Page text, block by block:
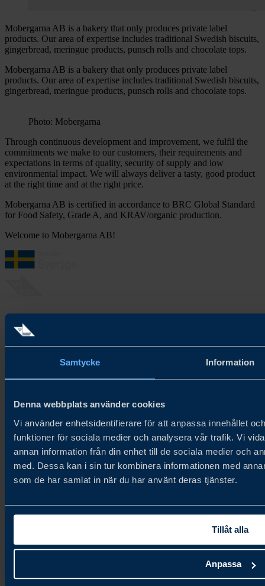
Samtycke Information
Denna webbplats använder cookies
Vi använder enhetsidentifierare för att anpassa innehållet
funktioner för sociala medier och analysera vår trafik. Vi
annan information från din enhet till de sociala medier och
med. Dessa kan i sin tur kombinera informationen med
som de har samlat in när du har använt deras tjänster.
Tillåt alla
Anpassa
Mobergarna AB is a bakery that only produces private label
products. Our area of expertise includes traditional Swedish biscuits,
gingerbread, meringue products, punsch rolls and chocolate tops.
Mobergarna AB is a bakery that only produces private label
products. Our area of expertise includes traditional Swedish biscuits,
gingerbread, meringue products, punsch rolls and chocolate tops.
Photo: Mobergarna
Through continuous development and improvement, we fulfil the
commitments we make to our customers, their requirements and
expectations in terms of quality, security of supply and low
environmental impact. We will always deliver a tasty, good product
at the right time and at the right price.
Mobergarna AB is certified in accordance to BRC Global Standard
for Food Safety, Grade A, and KRAV/organic production.
Welcome to Mobergarna AB!
Om Try Swedish
Try Swedish hjälper svenska livsmedelsföretag att nå globala
distributörer och inköpare för ökad tillväxt på nya och befintliga
Nyhetsbrev
Anmäl till vårt nyhetsbrev
Kontakt